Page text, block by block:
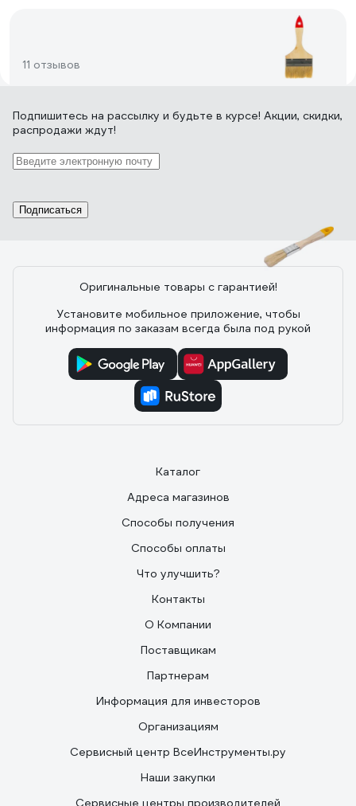
11 отзывов
Отзыв о FIT IT Стандарт
Олег П.
Удобная
18 отзывов
Отзыв о FIT Стандарт-Плюс
01.05.2024
Кисть хорошая. Вполне довольна покупкой.
Подпишитесь на рассылку и будьте в курсе! Акции, скидки,
распродажи ждут!
Подписаться
Оригинальные товары с гарантией!
Установите мобильное приложение, чтобы
информация по заказам всегда была под рукой
Каталог
Адреса магазинов
Способы получения
Способы оплаты
Что улучшить?
Контакты
О Компании
Поставщикам
Партнерам
Информация для инвесторов
Организациям
Сервисный центр ВсеИнструменты.ру
Наши закупки
Сервисные центры производителей